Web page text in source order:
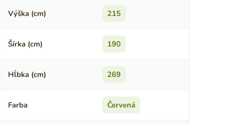
Výška (cm) 215
Šírka (cm) 190
Hĺbka (cm) 269
Farba Červená